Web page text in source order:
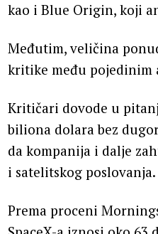
kao i Blue Origin, koji
Međutim, veličina
kritike među
Kritičari dovode u
biliona dolara bez
da kompanija i dalje
i satelitskog poslovanja.
Prema proceni